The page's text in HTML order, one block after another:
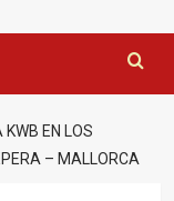
EN LOS
– MALLORCA